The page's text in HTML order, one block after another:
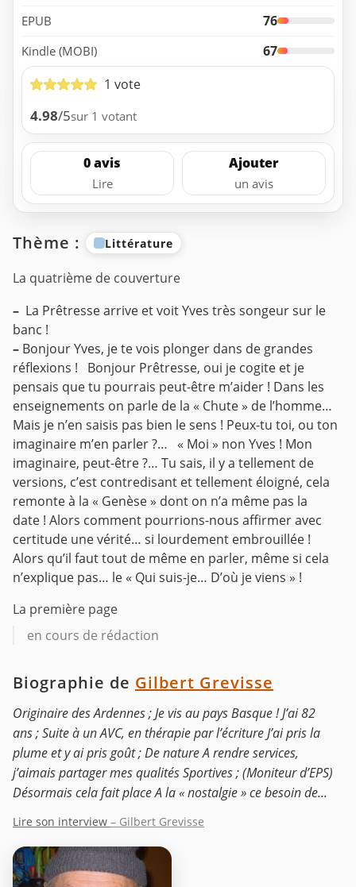
EPUB 76
Kindle (MOBI)
67
1 vote
4.98/5sur 1 votant
0 avis
Lire
Ajouter
un avis
Thème : Littérature
La quatrième de couverture
– La Prêtresse arrive et voit Yves très songeur sur le
banc !
– Bonjour Yves, je te vois plonger dans de grandes
réflexions !
Bonjour Prêtresse, oui je cogite et je
pensais que tu pourrais peut-être m’aider ! Dans les
enseignements on parle de la « Chute » de l’homme…
Mais je n’en saisis pas bien le sens ! Peux-tu toi, ou ton
imaginaire m’en parler ?…
« Moi » non Yves ! Mon
imaginaire, peut-être ?… Tu sais, il y a tellement de
versions, c’est contredisant et tellement éloigné, cela
remonte à la « Genèse » dont on n’a même pas la
date ! Alors comment pourrions-nous affirmer avec
certitude une vérité… si lourdement embrouillée !
Alors qu’il faut tout de même en parler, même si cela
n’explique pas… le « Qui suis-je… D’où je viens » !
La première page
en cours de rédaction
Biographie de Gilbert Grevisse
Originaire des Ardennes ; Je vis au pays Basque ! J’ai 82
ans ; Suite à un AVC, en thérapie par l’écriture J’ai pris la
plume et y ai pris goût ; De nature A rendre services,
j’aimais partager mes qualités Sportives ; (Moniteur d’EPS)
Désormais cela fait place A la « nostalgie » ce besoin de...
Lire son interview – Gilbert Grevisse